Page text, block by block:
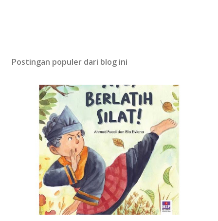
Postingan populer dari blog ini